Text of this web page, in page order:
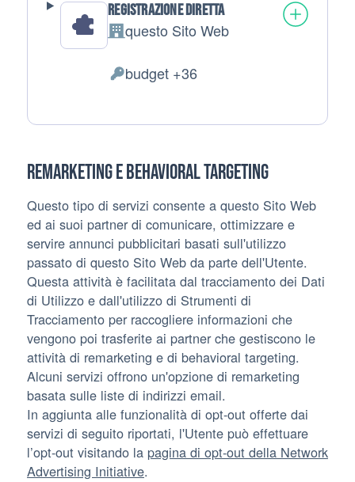
Registrazione diretta
Azienda:
questo Sito Web
Dati Personali trattati:
budget +36
Remarketing e behavioral targeting
Questo tipo di servizi consente a questo Sito Web
ed ai suoi partner di comunicare, ottimizzare e
servire annunci pubblicitari basati sull'utilizzo
passato di questo Sito Web da parte dell'Utente.
Questa attività è facilitata dal tracciamento dei Dati
di Utilizzo e dall'utilizzo di Strumenti di
Tracciamento per raccogliere informazioni che
vengono poi trasferite ai partner che gestiscono le
attività di remarketing e di behavioral targeting.
Alcuni servizi offrono un'opzione di remarketing
basata sulle liste di indirizzi email.
In aggiunta alle funzionalità di opt-out offerte dai
servizi di seguito riportati, l'Utente può effettuare
l’opt-out visitando la pagina di opt-out della Network
Advertising Initiative.